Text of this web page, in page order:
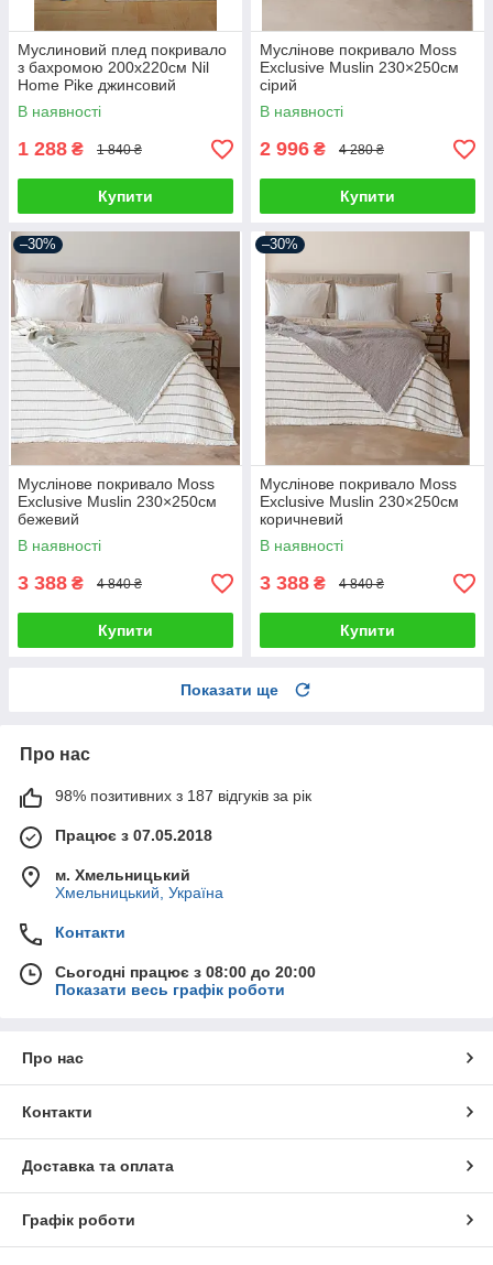
Муслиновий плед покривало
з бахромою 200х220см Nil
Home Pike джинсовий
В наявності
1 288 ₴ 1 840 ₴
Купити
Муслінове покривало Moss
Exclusive Muslin 230×250см
сірий
В наявності
2 996 ₴ 4 280 ₴
Купити
–30%
Муслінове покривало Moss
Exclusive Muslin 230×250см
бежевий
В наявності
3 388 ₴ 4 840 ₴
Купити
–30%
Муслінове покривало Moss
Exclusive Muslin 230×250см
коричневий
В наявності
3 388 ₴ 4 840 ₴
Купити
Показати ще
Про нас
98% позитивних з 187 відгуків за рік
Працює з 07.05.2018
м. Хмельницький
Хмельницький, Україна
Контакти
Сьогодні працює з 08:00 до 20:00
Показати весь графік роботи
Про нас
Контакти
Доставка та оплата
Графік роботи